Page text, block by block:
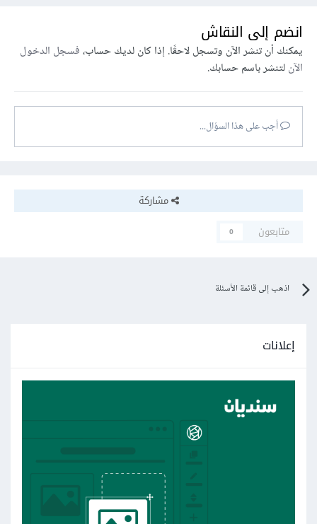
انضم إلى النقاش
يمكنك أن تنشر الآن وتسجل لاحقًا. إذا كان لديك حساب،فسجل الدخول
الآنلتنشر باسم حسابك.
أجب على هذا السؤال...
مشاركة
متابعون
0
اذهب إلى قائمة الأسئلة
إعلانات